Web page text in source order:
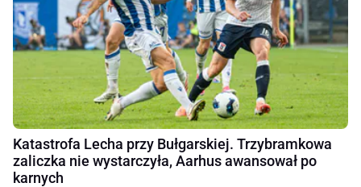
Katastrofa Lecha przy Bułgarskiej. Trzybramkowa
zaliczka nie wystarczyła, Aarhus awansował po
karnych